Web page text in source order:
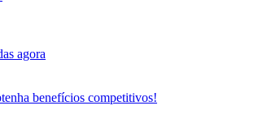
agora
benefícios competitivos!